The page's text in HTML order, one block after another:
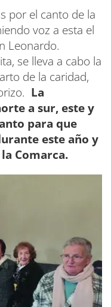
por el canto de la
voz a esta el
Leonardo.
se lleva a cabo la
de la caridad,
La
a sur, este y
para que
este año y
Comarca.